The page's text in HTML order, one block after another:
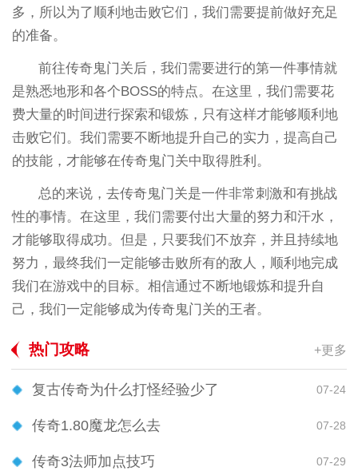
多，所以为了顺利地击败它们，我们需要提前做好充足
的准备。
前往传奇鬼门关后，我们需要进行的第一件事情就
是熟悉地形和各个BOSS的特点。在这里，我们需要花
费大量的时间进行探索和锻炼，只有这样才能够顺利地
击败它们。我们需要不断地提升自己的实力，提高自己
的技能，才能够在传奇鬼门关中取得胜利。
总的来说，去传奇鬼门关是一件非常刺激和有挑战
性的事情。在这里，我们需要付出大量的努力和汗水，
才能够取得成功。但是，只要我们不放弃，并且持续地
努力，最终我们一定能够击败所有的敌人，顺利地完成
我们在游戏中的目标。相信通过不断地锻炼和提升自
己，我们一定能够成为传奇鬼门关的王者。
热门攻略 +更多
复古传奇为什么打怪经验少了 07-24
传奇1.80魔龙怎么去 07-28
传奇3法师加点技巧 07-29